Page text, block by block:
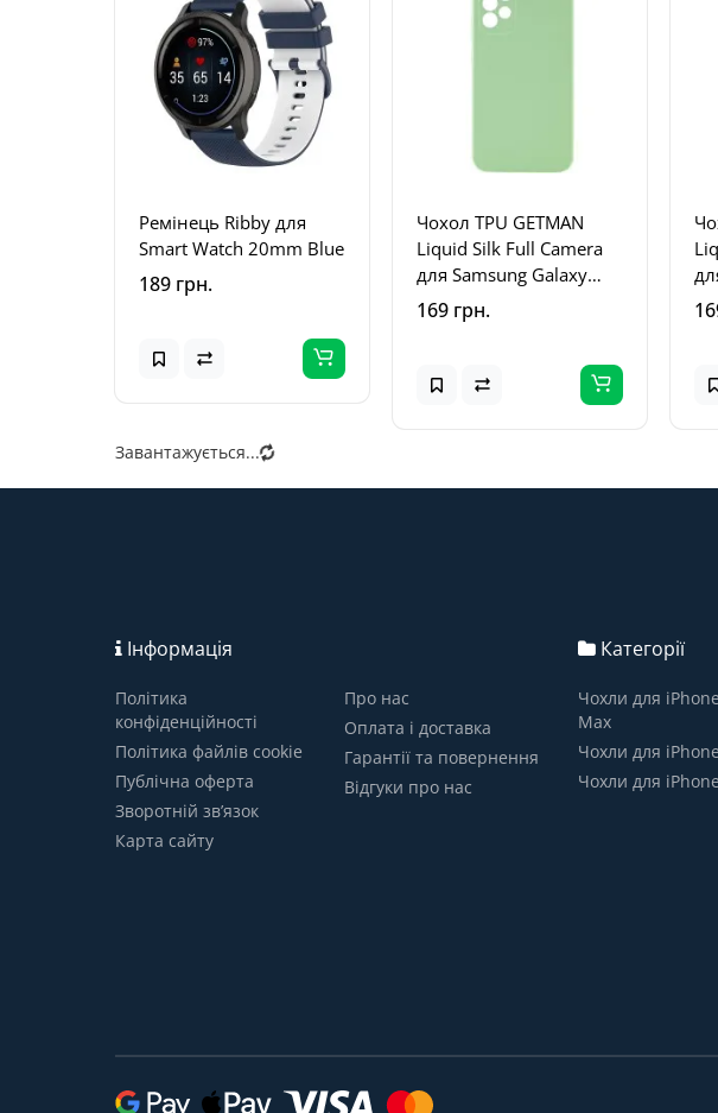
Ремінець Ribby для
Smart Watch 20mm Blue
189 грн.
Чохол TPU GETMAN
Liquid Silk Full Camera
для Samsung Galaxy
A33 5G Зелений /
Pistachio
169 грн.
Завантажується...
Інформація
Політика
конфіденційності
Політика файлів cookie
Публічна оферта
Зворотній зв’язок
Карта сайту
Про нас
Оплата і доставка
Гарантії та повернення
Відгуки про нас
Категорії
Чохли для
Max
Чохли для
Чохли для